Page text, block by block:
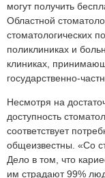
могут получить
Областной
стоматологических
поликлиниках и
клиниках,
государственно-
Несмотря на
доступность
соответствует
общеизвестны. «Со
Дело в том, что
им страдают 99%